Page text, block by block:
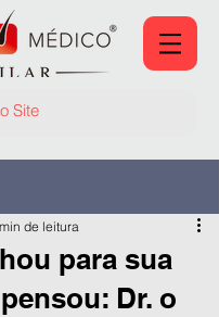
para sua
Dr. o
de leitura